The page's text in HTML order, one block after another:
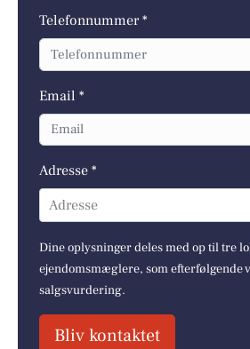
Telefonnummer *
Email *
Adresse *
Adresse
Dine oplysninger deles med op til tre
ejendomsmæglere, som efterfølgende
salgsvurdering.
Bliv kontaktet